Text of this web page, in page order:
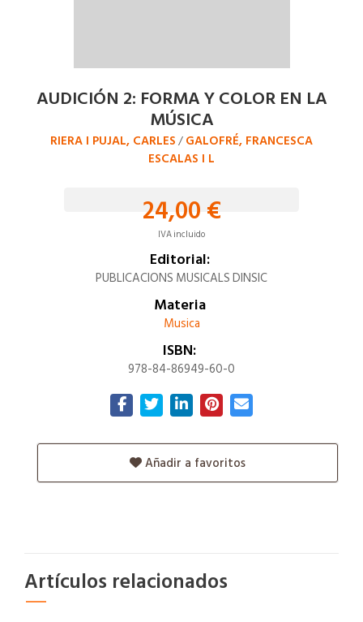
AUDICIÓN 2: FORMA Y COLOR EN LA
MÚSICA
RIERA I PUJAL, CARLES/GALOFRÉ, FRANCESCA
ESCALAS I L
24,00 €
IVA incluido
Editorial:
PUBLICACIONS MUSICALS DINSIC
Materia
Musica
ISBN:
978-84-86949-60-0
Añadir a favoritos
Artículos relacionados